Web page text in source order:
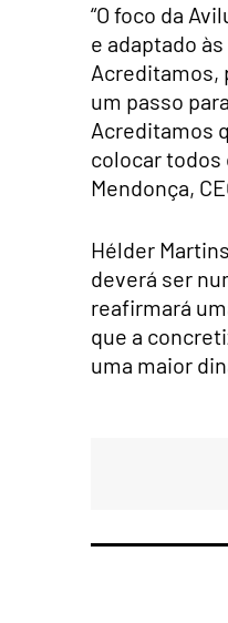
“O foco da
e adaptado
Acreditamos,
um passo
Acreditamos
colocar todos
Mendonça,
Hélder
deverá ser
reafirmará
que a
uma maior